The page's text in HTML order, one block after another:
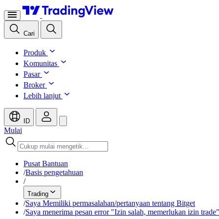
Cari
Produk
Komunitas
Pasar
Broker
Lebih lanjut
ID
Mulai
Pusat Bantuan
/Basis pengetahuan
/
Trading
/Saya Memiliki permasalahan/pertanyaan tentang Bitget
/Saya menerima pesan error "Izin salah, memerlukan izin